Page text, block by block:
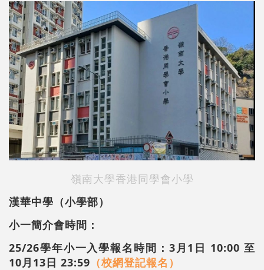
嶺南大學香港同學會小學
漢華中學（小學部）
小一簡介會時間：
25/26學年小一入學報名時間：3月1日 10:00 至
10月13日 23:59 （校網登記報名）